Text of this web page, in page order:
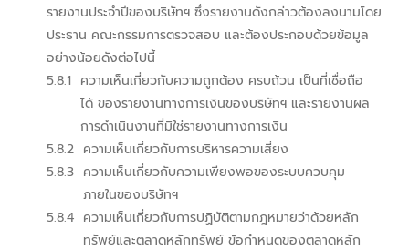
รายงานประจำปีของบริษัทฯ ซึ่งรายงานดังกล่าวต้องลงนามโดย
ประธาน คณะกรรมการตรวจสอบ และต้องประกอบด้วยข้อมูล
อย่างน้อยดังต่อไปนี้
ความเห็นเกี่ยวกับความถูกต้อง ครบถ้วน เป็นที่เชื่อถือ
ได้ ของรายงานทางการเงินของบริษัทฯ และรายงานผล
การดำเนินงานที่มิใช่รายงานทางการเงิน
ความเห็นเกี่ยวกับการบริหารความเสี่ยง
ความเห็นเกี่ยวกับความเพียงพอของระบบควบคุม
ภายในของบริษัทฯ
ความเห็นเกี่ยวกับการปฏิบัติตามกฎหมายว่าด้วยหลัก
ทรัพย์และตลาดหลักทรัพย์ ข้อกำหนดของตลาดหลัก